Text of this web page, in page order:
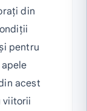
din
pentru
acest
viitorii